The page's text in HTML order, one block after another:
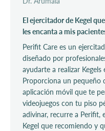
El ejercitador de Kegel
les encanta a mis
Perifit Care es un
diseñado por
ayudarte a realizar Kegels
Proporciona un pequeño
aplicación móvil que te
videojuegos con tu piso
adivinar, recurre a Perifit,
Kegel que recomiendo y